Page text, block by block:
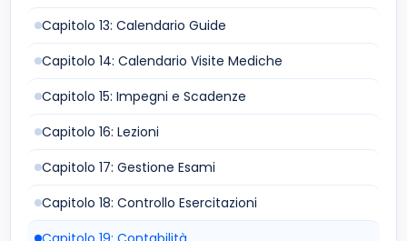
Capitolo 13: Calendario Guide
Capitolo 14: Calendario Visite Mediche
Capitolo 15: Impegni e Scadenze
Capitolo 16: Lezioni
Capitolo 17: Gestione Esami
Capitolo 18: Controllo Esercitazioni